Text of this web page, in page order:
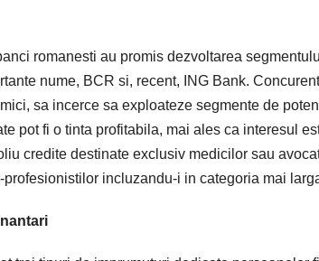
romanesti au promis dezvoltarea
nume, BCR si, recent, ING Bank.
sa incerce sa exploateze segmente de
pot fi o tinta profitabila, mai ales ca interesul
credite destinate exclusiv medicilor sau
incluzandu-i in categoria mai